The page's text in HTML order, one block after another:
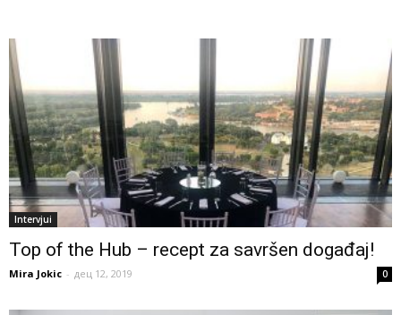
Intervjui
Top of the Hub – recept za savršen događaj!
Mira Jokic - дец 12, 2019 0